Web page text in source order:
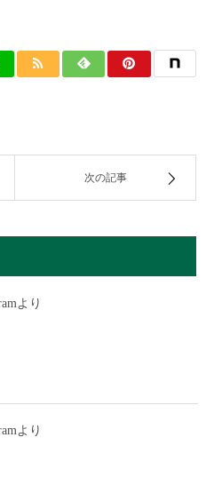
次の記事
より
より